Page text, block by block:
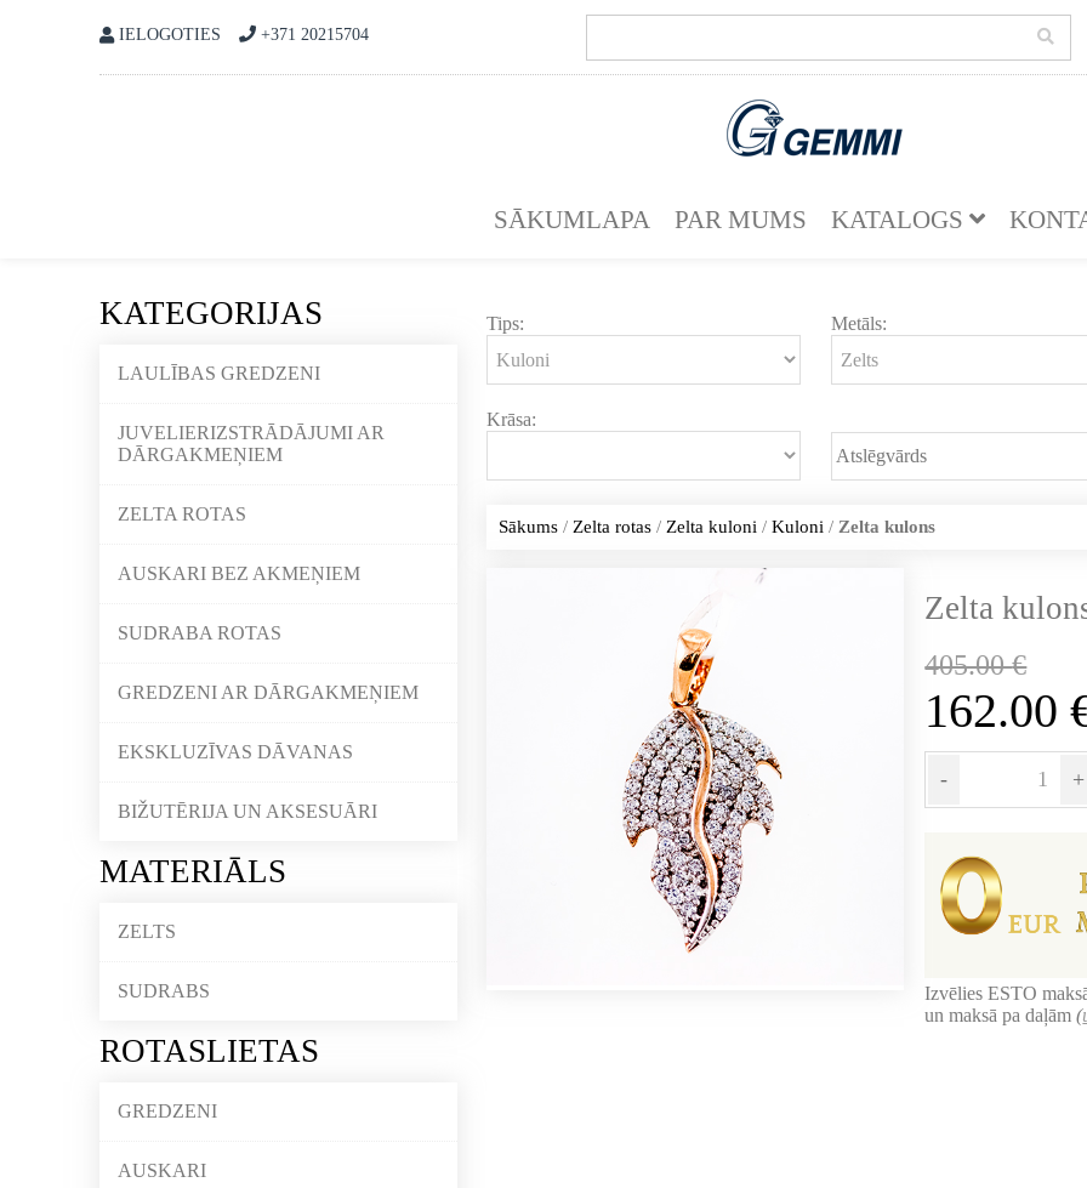
IELOGOTIES +371 20215704
SĀKUMLAPA PAR MUMS KATALOGS
KATEGORIJAS
LAULĪBAS GREDZENI
JUVELIERIZSTRĀDĀJUMI AR
DĀRGAKMEŅIEM
ZELTA ROTAS
AUSKARI BEZ AKMEŅIEM
SUDRABA ROTAS
GREDZENI AR DĀRGAKMEŅIEM
EKSKLUZĪVAS DĀVANAS
BIŽUTĒRIJA UN AKSESUĀRI
MATERIĀLS
ZELTS
SUDRABS
ROTASLIETAS
GREDZENI
AUSKARI
Tips: Metāls:
Krāsa:
Sākums/ Zelta rotas/ Zelta kuloni / Kuloni / Zelta kulons
Zelta
405.00€
162.00
- +
Izvēlies ESTO
un maksā pa daļām(